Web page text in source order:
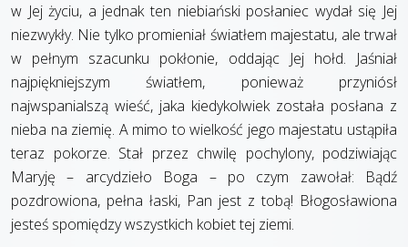
w Jej życiu, a jednak ten niebiański posłaniec wydał się Jej
niezwykły. Nie tylko promieniał światłem majestatu, ale trwał
w pełnym szacunku pokłonie, oddając Jej hołd. Jaśniał
najpiękniejszym światłem, ponieważ przyniósł
najwspanialszą wieść, jaka kiedykolwiek została posłana z
nieba na ziemię. A mimo to wielkość jego majestatu ustąpiła
teraz pokorze. Stał przez chwilę pochylony, podziwiając
Maryję – arcydzieło Boga – po czym zawołał: Bądź
pozdrowiona, pełna łaski, Pan jest z tobą! Błogosławiona
jesteś spomię­dzy wszystkich kobiet tej ziemi.